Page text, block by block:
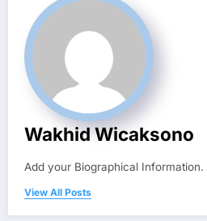
Wakhid Wicaksono
Add your Biographical Information.
View All Posts